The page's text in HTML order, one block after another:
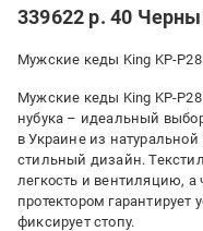
339622 р. 40
Мужские кеды King KP-
Мужские кеды King KP-
нубука – идеальный
в Украине из
стильный дизайн.
легкость и вентиляцию,
протектором
фиксирует стопу.